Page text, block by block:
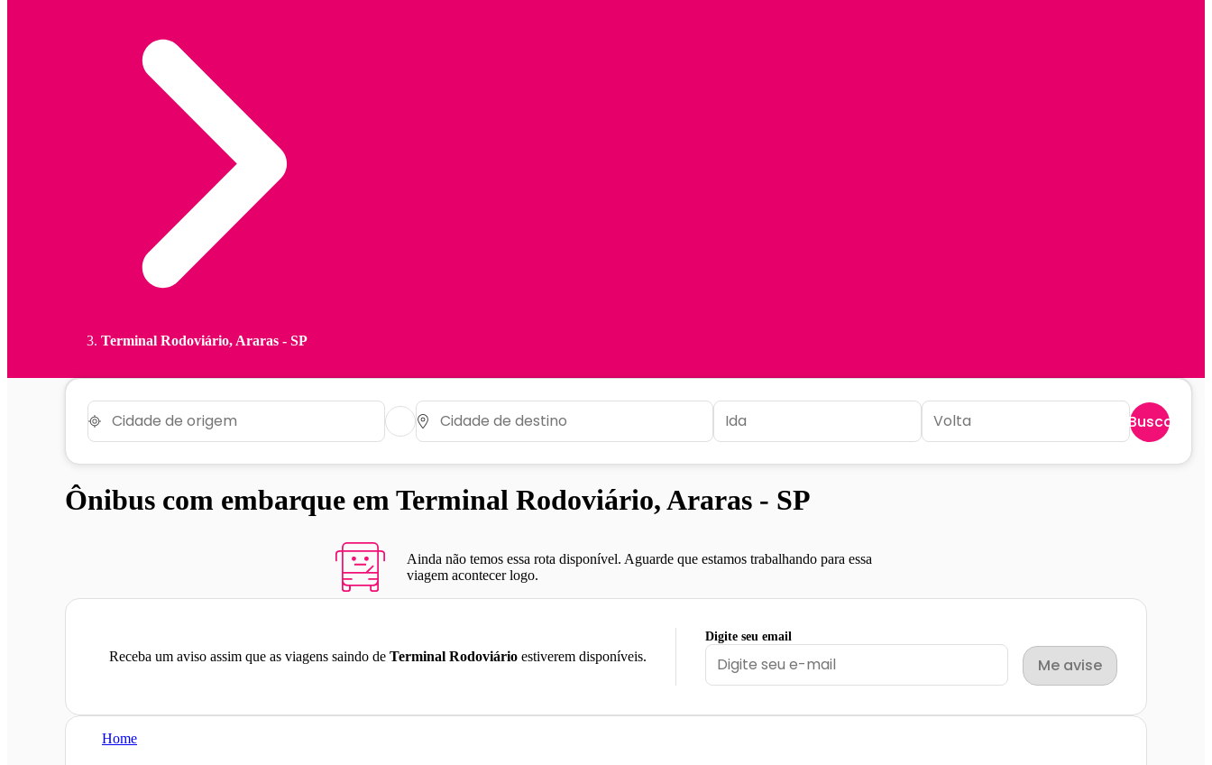
Terminal Rodoviário, Araras - SP
Buscar
Ônibus com embarque em Terminal Rodoviário, Araras - SP
Ainda não temos essa rota disponível. Aguarde que estamos trabalhando para essa
viagem acontecer logo.
Receba um aviso assim que as viagens saindo de Terminal Rodoviário estiverem disponíveis.
Digite seu email
Me avise
Home